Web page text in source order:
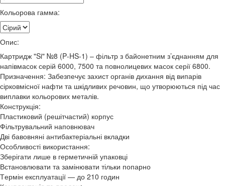
Кольорова гамма:
Опис:
Картридж "Si" №8 (P-HS-1) – фільтр з байонетним з’єднанням для
напівмасок серій 6000, 7500 та повнолицевих масок серії 6800.
Призначення: Забезпечує захист органів дихання від випарів
сірковмісної нафти та шкідливих речовин, що утворюються під час
виплавки кольорових металів.
Конструкція:
Пластиковий (решітчастий) корпус
Фільтрувальний наповнювач
Дві бавовняні антибактеріальні вкладки
Особливості використання:
Зберігати лише в герметичній упаковці
Встановлювати та замінювати тільки попарно
Термін експлуатації — до 210 годин